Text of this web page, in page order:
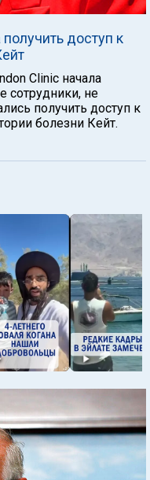
доступ к
Clinic начала
сотрудники, не
получить доступ к
болезни Кейт.